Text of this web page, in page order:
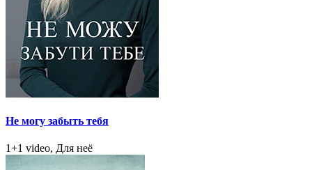
Не могу забыть тебя
1+1 video, Для неё